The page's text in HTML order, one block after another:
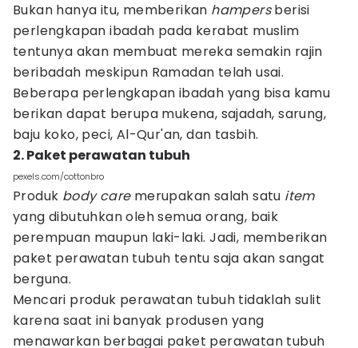
Bukan hanya itu, memberikan hampersberisi
perlengkapan ibadah pada kerabat muslim
tentunya akan membuat mereka semakin rajin
beribadah meskipun Ramadan telah usai.
Beberapa perlengkapan ibadah yang bisa kamu
berikan dapat berupa mukena, sajadah, sarung,
baju koko, peci, Al-Qur'an, dan tasbih.
2. Paket perawatan tubuh
pexels.com/cottonbro
Produk body caremerupakan salah satu item
yang dibutuhkan oleh semua orang, baik
perempuan maupun laki-laki. Jadi, memberikan
paket perawatan tubuh tentu saja akan sangat
berguna.
Mencari produk perawatan tubuh tidaklah sulit
karena saat ini banyak produsen yang
menawarkan berbagai paket perawatan tubuh